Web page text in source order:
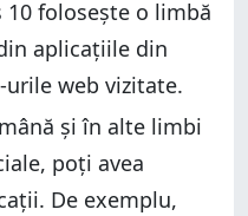
10 folosește o limbă
aplicațiile din
web vizitate.
și în alte limbi
poți avea
De exemplu,